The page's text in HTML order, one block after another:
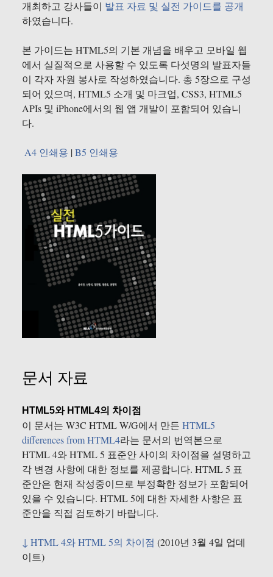
개최하고 강사들이 발표 자료 및 실전 가이드를 공개
하였습니다.
본 가이드는 HTML5의 기본 개념을 배우고 모바일 웹
에서 실질적으로 사용할 수 있도록 다섯명의 발표자들
이 각자 자원 봉사로 작성하였습니다. 총 5장으로 구성
되어 있으며, HTML5 소개 및 마크업, CSS3, HTML5
APIs 및 iPhone에서의 웹 앱 개발이 포함되어 있습니
다.
A4 인쇄용 |B5 인쇄용
문서 자료
HTML5와 HTML4의 차이점
이 문서는 W3C HTML W/G에서 만든 HTML5
differences from HTML4라는 문서의 번역본으로
HTML 4와 HTML 5 표준안 사이의 차이점을 설명하고
각 변경 사항에 대한 정보를 제공합니다. HTML 5 표
준안은 현재 작성중이므로 부정확한 정보가 포함되어
있을 수 있습니다. HTML 5에 대한 자세한 사항은 표
준안을 직접 검토하기 바랍니다.
↓ HTML 4와 HTML 5의 차이점 (2010년 3월 4일 업데
이트)